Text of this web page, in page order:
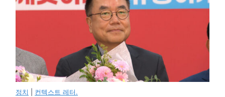
정치 컨텍스트 레터.